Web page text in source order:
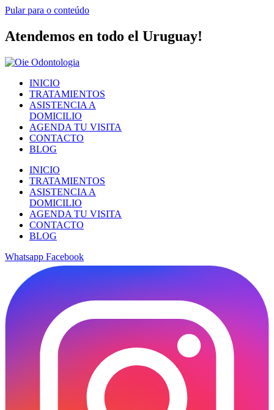
Pular para o conteúdo
Atendemos en todo el Uruguay!
INICIO
TRATAMIENTOS
ASISTENCIA A
DOMICILIO
AGENDA TU VISITA
CONTACTO
BLOG
INICIO
TRATAMIENTOS
ASISTENCIA A
DOMICILIO
AGENDA TU VISITA
CONTACTO
BLOG
Whatsapp Facebook